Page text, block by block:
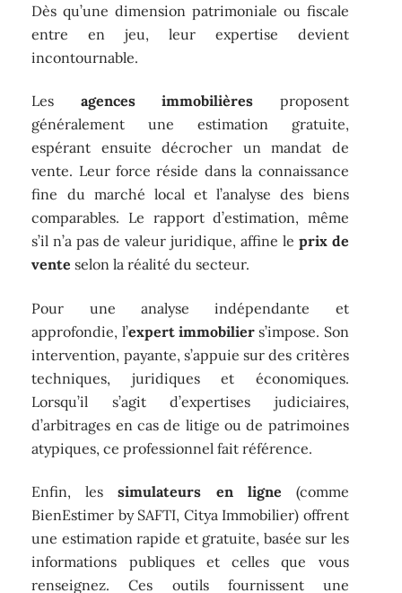
Dès qu’une dimension patrimoniale ou fiscale
entre en jeu, leur expertise devient
incontournable.
Les agences immobilières proposent
généralement une estimation gratuite,
espérant ensuite décrocher un mandat de
vente. Leur force réside dans la connaissance
fine du marché local et l’analyse des biens
comparables. Le rapport d’estimation, même
s’il n’a pas de valeur juridique, affine le prix de
vente selon la réalité du secteur.
Pour une analyse indépendante et
approfondie, l’expert immobilier s’impose. Son
intervention, payante, s’appuie sur des critères
techniques, juridiques et économiques.
Lorsqu’il s’agit d’expertises judiciaires,
d’arbitrages en cas de litige ou de patrimoines
atypiques, ce professionnel fait référence.
Enfin, lessimulateurs en ligne (comme
BienEstimer by SAFTI, Citya Immobilier) offrent
une estimation rapide et gratuite, basée sur les
informations publiques et celles que vous
renseignez. Ces outils fournissent une